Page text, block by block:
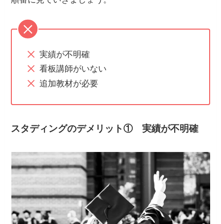
実績が不明確
看板講師がいない
追加教材が必要
スタディングのデメリット① 実績が不明確